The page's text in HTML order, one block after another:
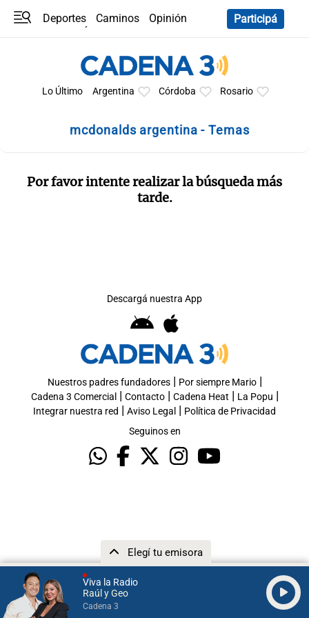
Viva la Radio
Raúl y Geo
Cadena 3
Elegí tu emisora
Deportes Caminos
Opinión
Participá
Lo Último Argentina Córdoba Rosario
mcdonalds argentina - Temas
Por favor intente realizar la búsqueda más
tarde.
Descargá nuestra App
Nuestros padres fundadores| Por siempre Mario|
Cadena 3 Comercial | Contacto| Cadena Heat | La Popu |
Integrar nuestra red | Aviso Legal | Política de Privacidad
Seguinos en